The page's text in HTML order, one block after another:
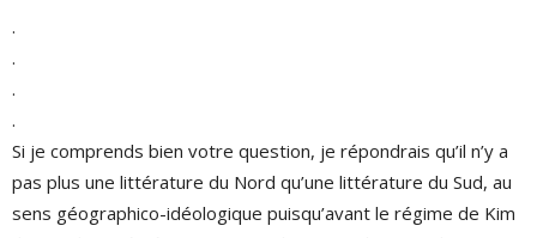
.
.
.
.
Si je comprends bien votre question, je répondrais qu’il n’y a
pas plus une littérature du Nord qu’une littérature du Sud, au
sens géographico-idéologique puisqu’avant le régime de Kim